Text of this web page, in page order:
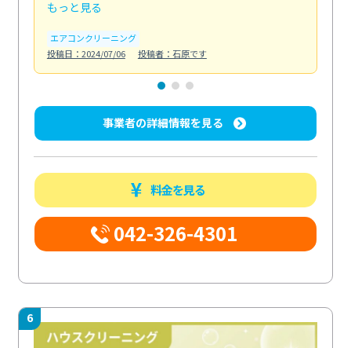
もっと見る
エアコンクリーニング
投稿日：2024/07/06
投稿者：石原です
事業者の詳細情報を見る
料金を見る
042-326-4301
6